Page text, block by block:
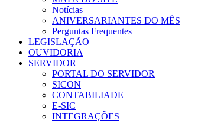
Notícias
ANIVERSARIANTES DO MÊS
Perguntas Frequentes
LEGISLAÇÃO
OUVIDORIA
SERVIDOR
PORTAL DO SERVIDOR
SICON
CONTABILIADE
E-SIC
INTEGRAÇÕES